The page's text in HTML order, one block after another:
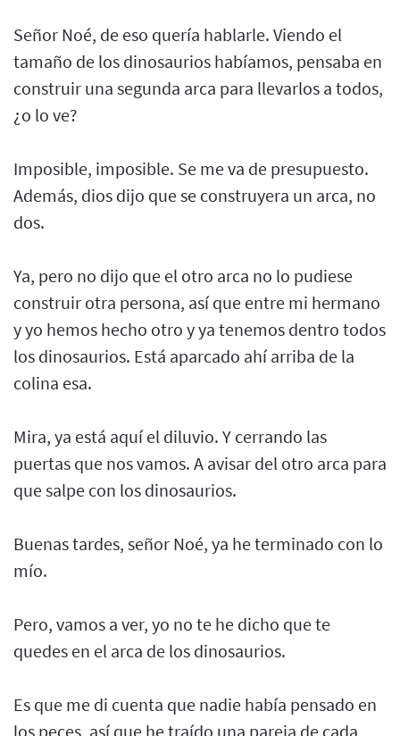
Señor Noé, de eso quería hablarle. Viendo el
tamaño de los dinosaurios habíamos, pensaba en
construir una segunda arca para llevarlos a todos,
¿o lo ve?
Imposible, imposible. Se me va de presupuesto.
Además, dios dijo que se construyera un arca, no
dos.
Ya, pero no dijo que el otro arca no lo pudiese
construir otra persona, así que entre mi hermano
y yo hemos hecho otro y ya tenemos dentro todos
los dinosaurios. Está aparcado ahí arriba de la
colina esa.
Mira, ya está aquí el diluvio. Y cerrando las
puertas que nos vamos. A avisar del otro arca para
que salpe con los dinosaurios.
Buenas tardes, señor Noé, ya he terminado con lo
mío.
Pero, vamos a ver, yo no te he dicho que te
quedes en el arca de los dinosaurios.
Es que me di cuenta que nadie había pensado en
los peces, así que he traído una pareja de cada